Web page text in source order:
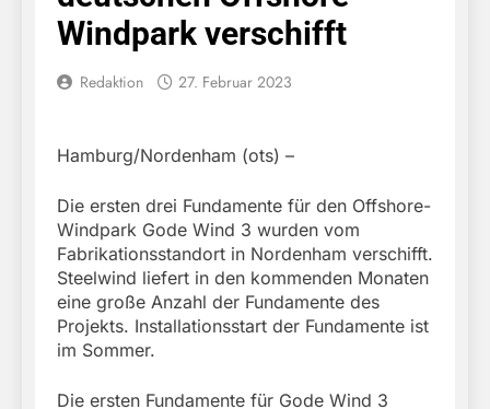
Windpark verschifft
Redaktion 27. Februar 2023
Hamburg/Nordenham (ots) –
Die ersten drei Fundamente für den Offshore-
Windpark Gode Wind 3 wurden vom
Fabrikationsstandort in Nordenham verschifft.
Steelwind liefert in den kommenden Monaten
eine große Anzahl der Fundamente des
Projekts. Installationsstart der Fundamente ist
im Sommer.
Die ersten Fundamente für Gode Wind 3